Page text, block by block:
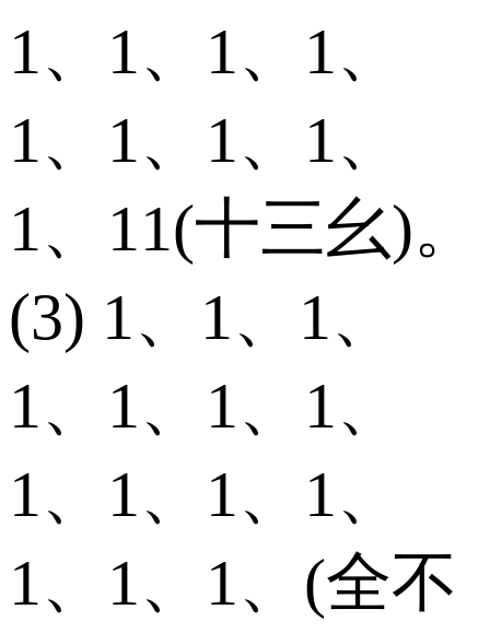
1、1、1、1、
1、1、1、1、
1、11(十三幺)。
(3) 1、1、1、
1、1、1、1、
1、1、1、1、
1、1、1、(全不